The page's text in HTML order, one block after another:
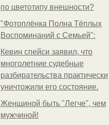
по цветотипу внешности?
"Фотоплёнка Полна Тёплых
Воспоминаний с Семьей":
Кевин спейси заявил, что
многолетние судебные
разбирательства практически
уничтожили его состояние.
Женщиной быть "Легче", чем
мужчиной!